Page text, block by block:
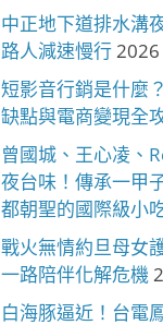
中正地下道排水溝
路人減速慢行2026
短影音行銷是什麼
缺點與電商變現全
曾國城、王心凌、
夜台味！傳承一甲
都朝聖的國際級小
戰火無情約旦母女
一路陪伴化解危機
白海豚逼近！台電